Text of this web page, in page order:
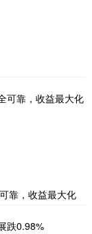
靠，收益最大化